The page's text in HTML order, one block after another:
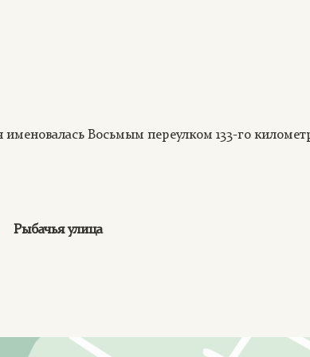
именовалась Восьмым переулком 133-го
Рыбачья улица